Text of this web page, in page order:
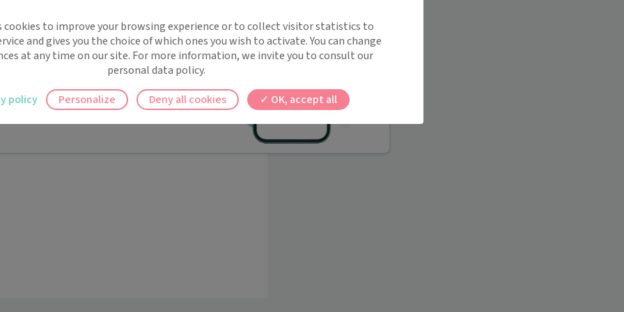
!
rappels automatiques pour ne plus rien
cookies to improve your browsing experience or to collect visitor statistics to
and gives you the choice of which ones you wish to activate. You can change
at any time on our site. For more information, we invite you to consult our
personal data policy.
OK, accept all
Deny all cookies
Personalize
policy